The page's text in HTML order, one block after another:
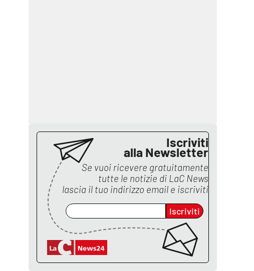
Iscriviti
alla Newsletter
Se vuoi ricevere gratuitamente
tutte le notizie di LaC News
lascia il tuo indirizzo email e iscriviti
Iscriviti